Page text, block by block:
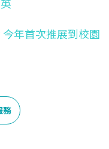
年首次推展到校園
務